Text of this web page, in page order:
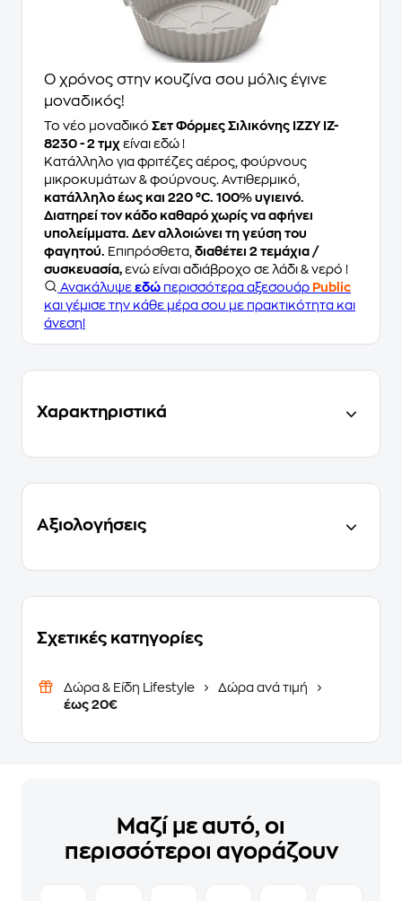
Ο χρόνος στην κουζίνα σου μόλις έγινε
μοναδικός!
Το νέο μοναδικό Σετ Φόρμες Σιλικόνης IZZY IZ-
8230 - 2 τμχ είναι εδώ !
Κατάλληλο για φριτέζες αέρος, φούρνους
μικροκυμάτων & φούρνους. Αντιθερμικό,
κατάλληλο έως και 220 °C. 100% υγιεινό.
Διατηρεί τον κάδο καθαρό χωρίς να αφήνει
υπολείμματα. Δεν αλλοιώνει τη γεύση του
φαγητού. Επιπρόσθετα, διαθέτει 2 τεμάχια /
συσκευασία, ενώ είναι αδιάβροχο σε λάδι & νερό !
Ανακάλυψε εδώ περισσότερα αξεσουάρ Public
και γέμισε την κάθε μέρα σου με πρακτικότητα και
άνεση!
Χαρακτηριστικά
Αξιολογήσεις
Σχετικές κατηγορίες
Δώρα & Είδη Lifestyle
Δώρα ανά τιμή
έως 20€
Μαζί με αυτό, οι
περισσότεροι αγοράζουν